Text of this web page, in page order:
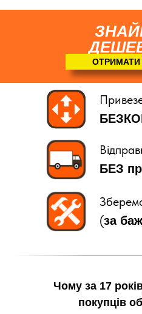
БЕЗ
(за
Чому за 17
покупців